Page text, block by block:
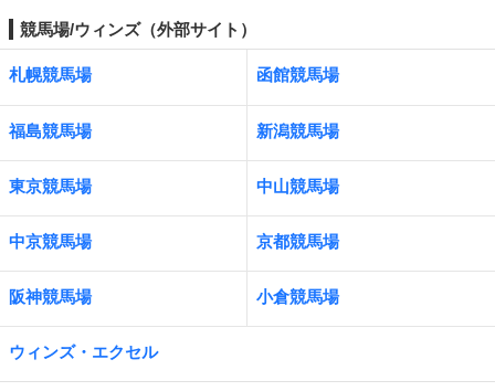
競馬場/ウィンズ（外部サイト）
札幌競馬場 函館競馬場
福島競馬場 新潟競馬場
東京競馬場 中山競馬場
中京競馬場 京都競馬場
阪神競馬場 小倉競馬場
ウィンズ・エクセル